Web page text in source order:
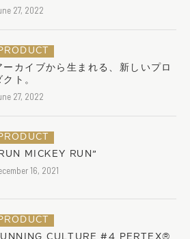
27, 2022
ーカイブから生まれる、新しいプロ
クト。
27, 2022
MICKEY RUN”
16, 2021
CULTURE #4 PERTEX®︎